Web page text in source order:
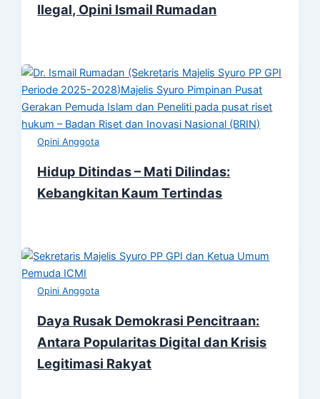
Ilegal, Opini Ismail Rumadan
Opini Anggota
Hidup Ditindas – Mati Dilindas:
Kebangkitan Kaum Tertindas
Opini Anggota
Daya Rusak Demokrasi Pencitraan:
Antara Popularitas Digital dan Krisis
Legitimasi Rakyat